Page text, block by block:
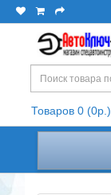
Товаров 0 (0р.)